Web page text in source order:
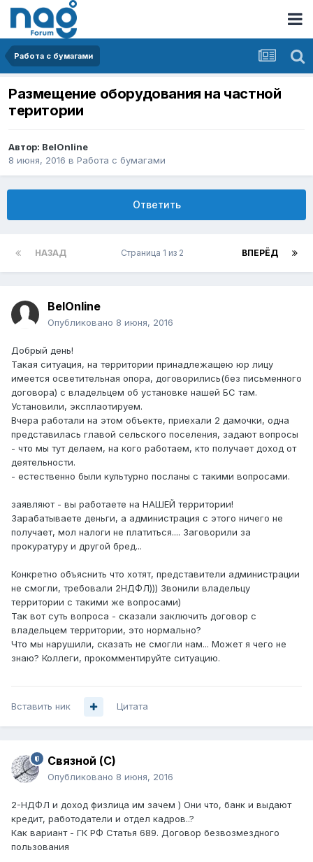
Работа с бумагами
Размещение оборудования на частной
територии
Автор: BelOnline
8 июня, 2016 в Работа с бумагами
Ответить
НАЗАД ВПЕРЁД
Страница 1 из 2
BelOnline
Опубликовано 8 июня, 2016
Добрый день!
Такая ситуация, на территории принадлежащею юр лицу
имеется осветительная опора, договорились(без письменного
договора) с владельцем об установке нашей БС там.
Установили, эксплаотируем.
Вчера работали на этом объекте, приехали 2 дамочки, одна
представилась главой сельского поселения, задают вопросы
- что мы тут делаем, на кого работаем, кто получает доход от
деятельности.
- естественно были культурно посланы с такими вопросами.
заявляют - вы работаете на НАШЕЙ территории!
Зарабатываете деньги, а администрация с этого ничего не
получает, мол налоги не платиться.... Заговорили за
прокуратуру и другой бред...
Конкретно объяснить что хотят, представители администрации
не смогли, требовали 2НДФЛ))) Звонили владельцу
территории с такими же вопросами)
Так вот суть вопроса - сказали заключить договор с
владельцем территории, это нормально?
Что мы нарушили, сказать не смогли нам... Может я чего не
знаю? Коллеги, прокомментируйте ситуацию.
Вставить ник Цитата
Связной (С)
Опубликовано 8 июня, 2016
2-НДФЛ и доход физлица им зачем ) Они что, банк и выдают
кредит, работодатели и отдел кадров..?
Как вариант - ГК РФ Статья 689. Договор безвозмездного
пользования